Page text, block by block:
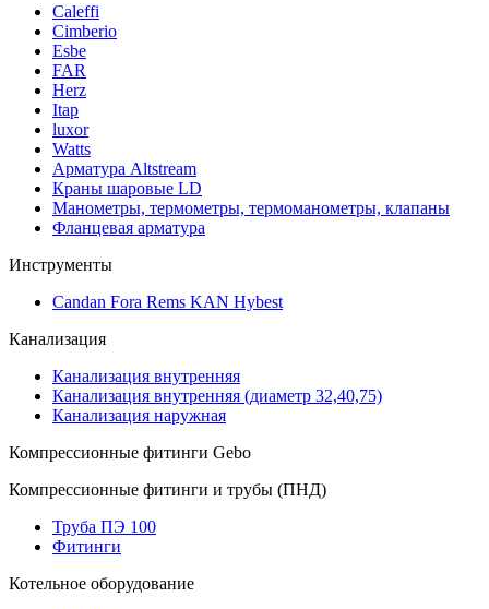
Caleffi
Cimberio
Esbe
FAR
Herz
Itap
luxor
Watts
Арматура Altstream
Краны шаровые LD
Манометры, термометры, термоманометры, клапаны
Фланцевая арматура
Инструменты
Candan Fora Rems KAN Hybest
Канализация
Канализация внутренняя
Канализация внутренняя (диаметр 32,40,75)
Канализация наружная
Компрессионные фитинги Gebo
Компрессионные фитинги и трубы (ПНД)
Труба ПЭ 100
Фитинги
Котельное оборудование